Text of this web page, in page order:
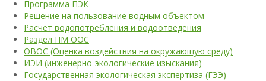
Программа ПЭК
Решение на пользование водным объектом
Расчёт водопотребления и водоотведения
Раздел ПМ ООС
ОВОС (Оценка воздействия на окружающую среду)
ИЭИ (инженерно-экологические изыскания)
Государственная экологическая экспертиза (ГЭЭ)